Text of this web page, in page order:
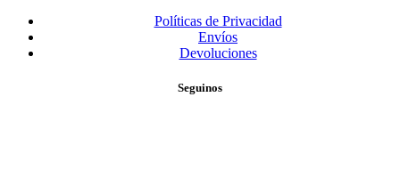
Políticas de Privacidad
Envíos
Devoluciones
Seguinos